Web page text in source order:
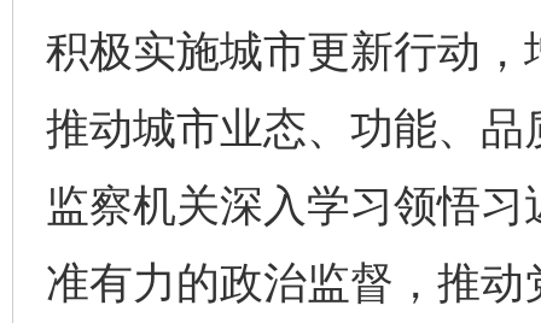
积极实施城市更新行动
推动城市业态、功能、品
监察机关深入学习领悟
准有力的政治监督，推